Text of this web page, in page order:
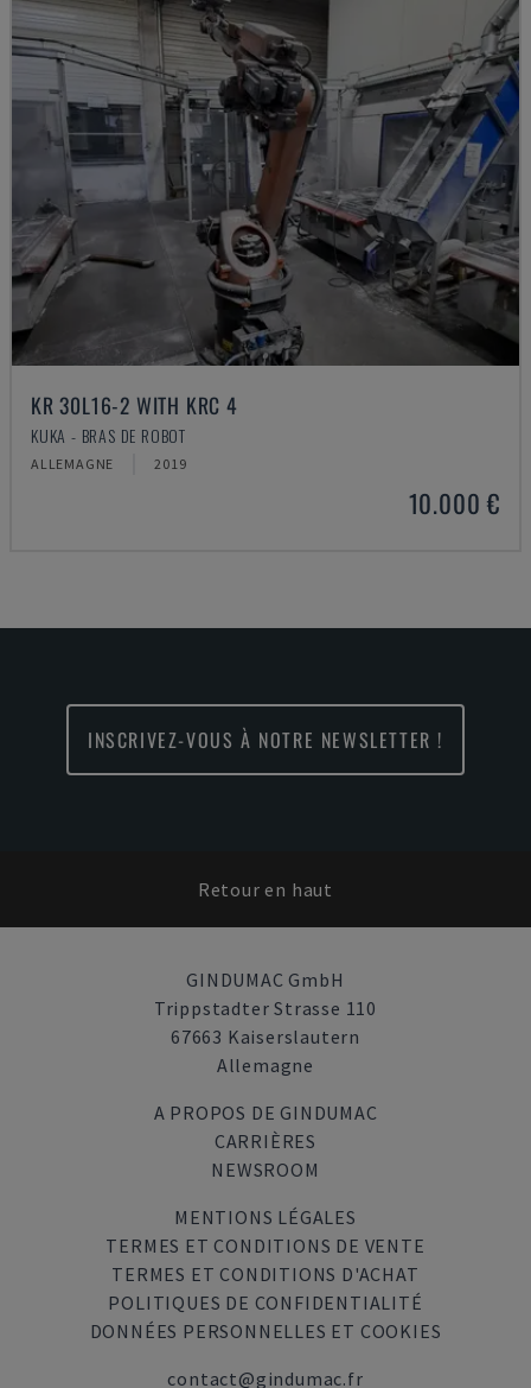
KR 30L16-2 WITH KRC 4
KUKA - BRAS DE ROBOT
ALLEMAGNE 2019
10.000 €
INSCRIVEZ-VOUS À NOTRE NEWSLETTER !
Retour en haut
GINDUMAC GmbH
Trippstadter Strasse 110
67663 Kaiserslautern
Allemagne
A PROPOS DE GINDUMAC
CARRIÈRES
NEWSROOM
MENTIONS LÉGALES
TERMES ET CONDITIONS DE VENTE
TERMES ET CONDITIONS D'ACHAT
POLITIQUES DE CONFIDENTIALITÉ
DONNÉES PERSONNELLES ET COOKIES
contact@gindumac.fr